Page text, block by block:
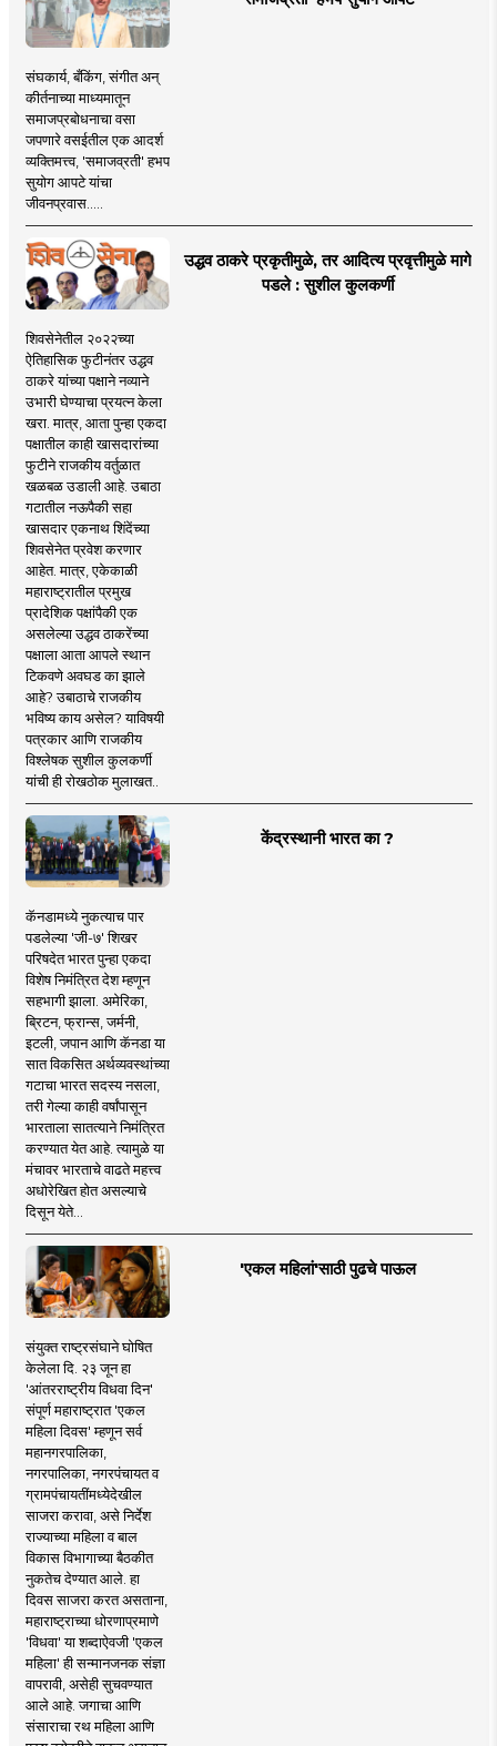
संघकार्य, बँकिंग, संगीत अन्
कीर्तनाच्या माध्यमातून
समाजप्रबोधनाचा वसा
जपणारे वसईतील एक आदर्श
व्यक्तिमत्त्व, 'समाजव्रती' हभप
सुयोग आपटे यांचा
जीवनप्रवास.....
उद्धव ठाकरे प्रकृतीमुळे, तर आदित्य प्रवृत्तीमुळे मागे
पडले : सुशील कुलकर्णी
शिवसेनेतील २०२२च्या
ऐतिहासिक फुटीनंतर उद्धव
ठाकरे यांच्या पक्षाने नव्याने
उभारी घेण्याचा प्रयत्न केला
खरा. मात्र, आता पुन्हा एकदा
पक्षातील काही खासदारांच्या
फुटीने राजकीय वर्तुळात
खळबळ उडाली आहे. उबाठा
गटातील नऊपैकी सहा
खासदार एकनाथ शिंदेंच्या
शिवसेनेत प्रवेश करणार
आहेत. मात्र, एकेकाळी
महाराष्ट्रातील प्रमुख
प्रादेशिक पक्षांपैकी एक
असलेल्या उद्धव ठाकरेंच्या
पक्षाला आता आपले स्थान
टिकवणे अवघड का झाले
आहे? उबाठाचे राजकीय
भविष्य काय असेल? याविषयी
पत्रकार आणि राजकीय
विश्लेषक सुशील कुलकर्णी
यांची ही रोखठोक मुलाखत..
केंद्रस्थानी भारत का ?
कॅनडामध्ये नुकत्याच पार
पडलेल्या 'जी-७' शिखर
परिषदेत भारत पुन्हा एकदा
विशेष निमंत्रित देश म्हणून
सहभागी झाला. अमेरिका,
ब्रिटन, फ्रान्स, जर्मनी,
इटली, जपान आणि कॅनडा या
सात विकसित अर्थव्यवस्थांच्या
गटाचा भारत सदस्य नसला,
तरी गेल्या काही वर्षांपासून
भारताला सातत्याने निमंत्रित
करण्यात येत आहे. त्यामुळे या
मंचावर भारताचे वाढते महत्त्व
अधोरेखित होत असल्याचे
दिसून येते...
'एकल महिलां'साठी पुढचे पाऊल
संयुक्त राष्ट्रसंघाने घोषित
केलेला दि. २३ जून हा
'आंतरराष्ट्रीय विधवा दिन'
संपूर्ण महाराष्ट्रात 'एकल
महिला दिवस' म्हणून सर्व
महानगरपालिका,
नगरपालिका, नगरपंचायत व
ग्रामपंचायतींमध्येदेखील
साजरा करावा, असे निर्देश
राज्याच्या महिला व बाल
विकास विभागाच्या बैठकीत
नुकतेच देण्यात आले. हा
दिवस साजरा करत असताना,
महाराष्ट्राच्या धोरणाप्रमाणे
'विधवा' या शब्दाऐवजी 'एकल
महिला' ही सन्मानजनक संज्ञा
वापरावी, असेही सुचवण्यात
आले आहे. जगाचा आणि
संसाराचा रथ महिला आणि